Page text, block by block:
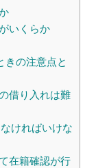
いくらか
きの注意点と
借り入れは難
ければいけな
在籍確認が行